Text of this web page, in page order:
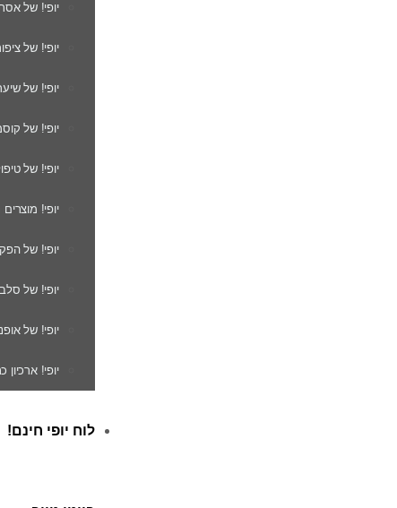
יופי! של
יופי! של
יופי! של
יופי! של
יופי! של
יופי!
יופי! של
יופי! של
יופי! של
יופי! ארכיון
לוח יופי חינם!